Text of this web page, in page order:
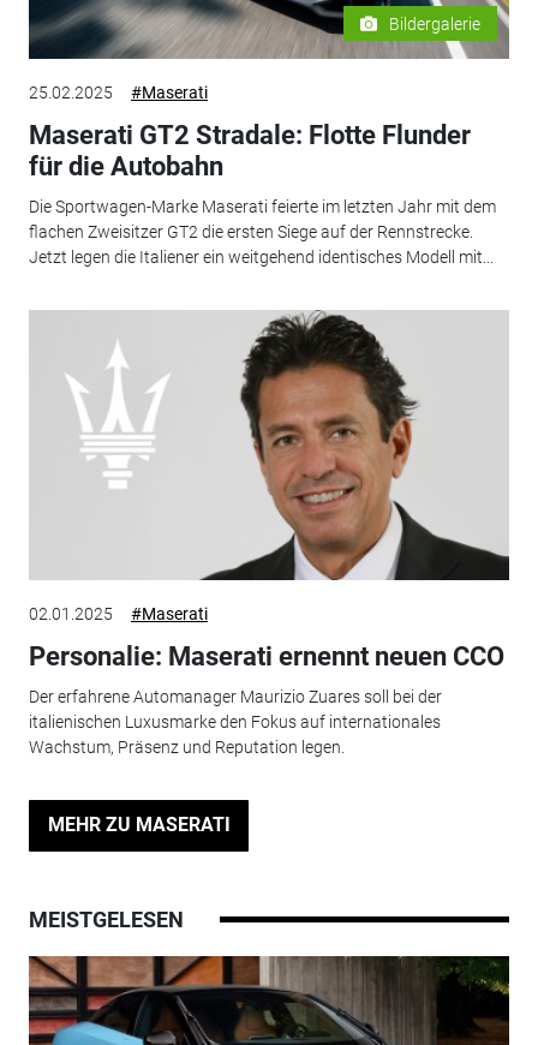
Bildergalerie
25.02.2025 #Maserati
Maserati GT2 Stradale: Flotte Flunder
für die Autobahn
Die Sportwagen-Marke Maserati feierte im letzten Jahr mit dem
flachen Zweisitzer GT2 die ersten Siege auf der Rennstrecke.
Jetzt legen die Italiener ein weitgehend identisches Modell mit...
02.01.2025 #Maserati
Personalie: Maserati ernennt neuen CCO
Der erfahrene Automanager Maurizio Zuares soll bei der
italienischen Luxusmarke den Fokus auf internationales
Wachstum, Präsenz und Reputation legen.
MEHR ZU MASERATI
MEISTGELESEN